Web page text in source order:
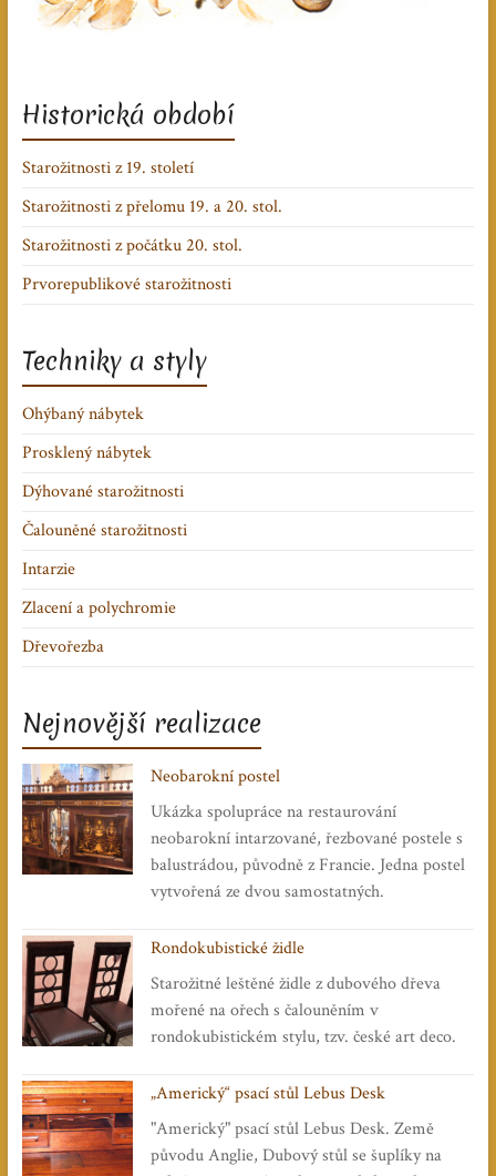
Historická období
Starožitnosti z 19. století
Starožitnosti z přelomu 19. a 20. stol.
Starožitnosti z počátku 20. stol.
Prvorepublikové starožitnosti
Techniky a styly
Ohýbaný nábytek
Prosklený nábytek
Dýhované starožitnosti
Čalouněné starožitnosti
Intarzie
Zlacení a polychromie
Dřevořezba
Nejnovější realizace
Neobarokní postel
Ukázka spolupráce na restaurování
neobarokní intarzované, řezbované postele s
balustrádou, původně z Francie. Jedna postel
vytvořená ze dvou samostatných.
Rondokubistické židle
Starožitné leštěné židle z dubového dřeva
mořené na ořech s čalouněním v
rondokubistickém stylu, tzv. české art deco.
„Americký“ psací stůl Lebus Desk
"Americký" psací stůl Lebus Desk. Země
původu Anglie, Dubový stůl se šuplíky na